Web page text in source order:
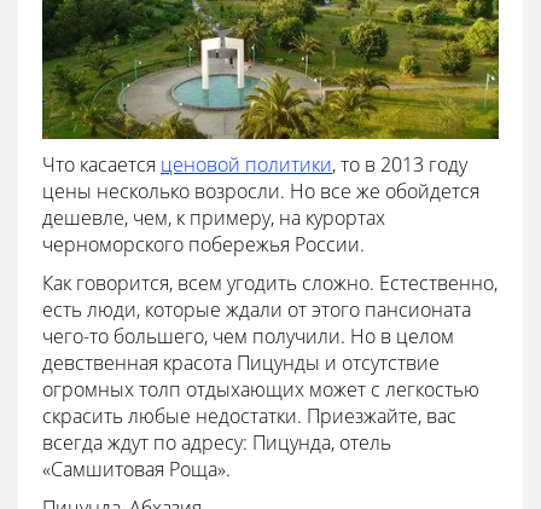
Что касается ценовой политики, то в 2013 году
цены несколько возросли. Но все же обойдется
дешевле, чем, к примеру, на курортах
черноморского побережья России.
Как говорится, всем угодить сложно. Естественно,
есть люди, которые ждали от этого пансионата
чего-то большего, чем получили. Но в целом
девственная красота Пицунды и отсутствие
огромных толп отдыхающих может с легкостью
скрасить любые недостатки. Приезжайте, вас
всегда ждут по адресу: Пицунда, отель
«Самшитовая Роща».